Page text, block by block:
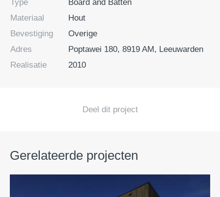
Type
Board and Batten
Materiaal
Hout
Bevestiging
Overige
Adres
Poptawei 180, 8919 AM, Leeuwarden
Realisatie
2010
Deel dit project
Gerelateerde projecten